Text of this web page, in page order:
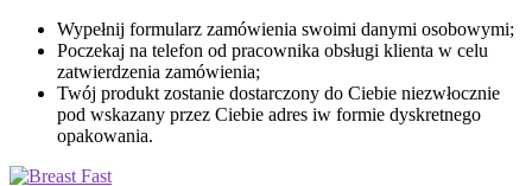
Wypełnij formularz zamówienia swoimi danymi osobowymi;
Poczekaj na telefon od pracownika obsługi klienta w celu
zatwierdzenia zamówienia;
Twój produkt zostanie dostarczony do Ciebie niezwłocznie
pod wskazany przez Ciebie adres iw formie dyskretnego
opakowania.